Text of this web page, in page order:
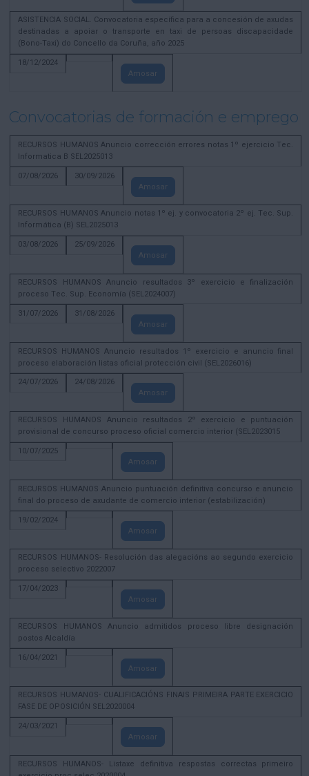
ASISTENCIA SOCIAL. Convocatoria específica para a concesión de axudas
destinadas a apoiar o transporte en taxi de persoas discapacidade
(Bono-Taxi) do Concello da Coruña, año 2025
18/12/2024
Amosar
Convocatorias de formación e emprego
RECURSOS HUMANOS Anuncio corrección errores notas 1º ejercicio Tec.
Informatica B SEL2025013
07/08/2026
30/09/2026
Amosar
RECURSOS HUMANOS Anuncio notas 1º ej. y convocatoria 2º ej. Tec. Sup.
Informática (B) SEL2025013
03/08/2026
25/09/2026
Amosar
RECURSOS HUMANOS Anuncio resultados 3º exercicio e finalización
proceso Tec. Sup. Economía (SEL2024007)
31/07/2026
31/08/2026
Amosar
RECURSOS HUMANOS Anuncio resultados 1º exercicio e anuncio final
proceso elaboración listas oficial protección civil (SEL2026016)
24/07/2026
24/08/2026
Amosar
RECURSOS HUMANOS Anuncio resultados 2º exercicio e puntuación
provisional de concurso proceso oficial comercio interior (SEL2023015
10/07/2025
Amosar
RECURSOS HUMANOS Anuncio puntuación definitiva concurso e anuncio
final do proceso de axudante de comercio interior (estabilización)
19/02/2024
Amosar
RECURSOS HUMANOS- Resolución das alegacións ao segundo exercicio
proceso selectivo 2022007
17/04/2023
Amosar
RECURSOS HUMANOS Anuncio admitidos proceso libre designación
postos Alcaldía
16/04/2021
Amosar
RECURSOS HUMANOS- CUALIFICACIÓNS FINAIS PRIMEIRA PARTE EXERCICIO
FASE DE OPOSICIÓN SEL2020004
24/03/2021
Amosar
RECURSOS HUMANOS- Listaxe definitiva respostas correctas primeiro